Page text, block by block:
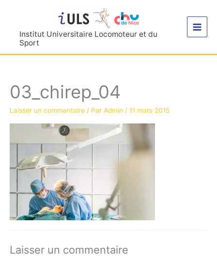
contenuInstitut Universitaire Locomoteur et du
Sport
03_chirep_04
Laisser un commentaire / Par Admin / 11 mars 2015
Laisser un commentaire